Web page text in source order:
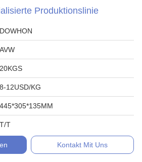
Produktionslinie
DOWHON
AVW
20KGS
8-12USD/KG
445*305*135MM
T/T
Kontakt Mit Uns